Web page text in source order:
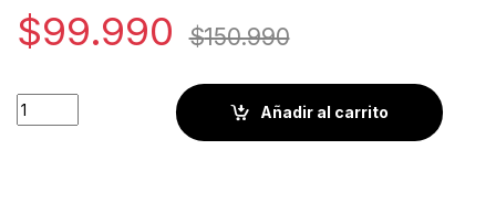
$99.990 $150.990
Extractor de aire para baño SILENT DUAL 200 S&P cantidad
Añadir al carrito